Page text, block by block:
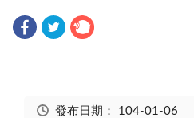
發布日期： 104-01-06